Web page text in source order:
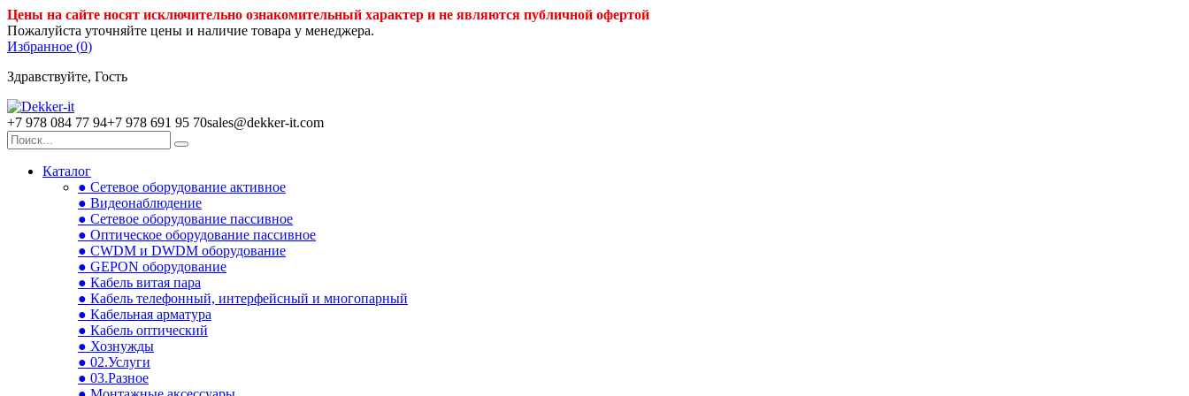
Цены на сайте носят исключительно ознакомительный характер и не являются публичной офертой
Пожалуйста уточняйте цены и наличие товара у менеджера.
Избранное (0)
Здравствуйте, Гость
+7 978 084 77 94+7 978 691 95 70sales@dekker-it.com
Каталог
● Сетевое оборудование активное
● Видеонаблюдение
● Сетевое оборудование пассивное
● Оптическое оборудование пассивное
● CWDM и DWDM оборудование
● GEPON оборудование
● Кабель витая пара
● Кабель телефонный, интерфейсный и многопарный
● Кабельная арматура
● Кабель оптический
● Хознужды
● 02.Услуги
● 03.Разное